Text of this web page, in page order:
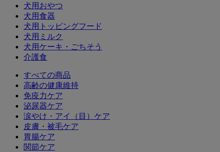
犬用おやつ
犬用食器
犬用トッピングフード
犬用ミルク
犬用ケーキ・ごちそう
介護食
すべての商品
高齢の健康維持
免疫力ケア
泌尿器ケア
涙やけ・アイ（目）ケア
皮膚・被毛ケア
胃腸ケア
関節ケア